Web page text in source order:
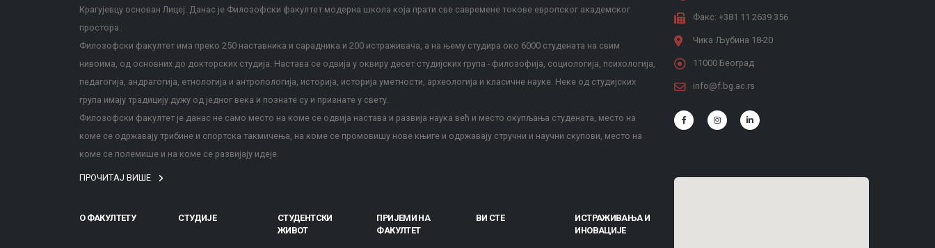
Крагујевцу основан Лицеј. Данас је Филозофски факултет модерна школа која прати све савремене токове европског академског
простора.
Филозофски факултет има преко 250 наставника и сарадника и 200 истраживача, а на њему студира око 6000 студената на свим
нивоима, од основних до докторских студија. Настава се одвија у оквиру десет студијских група - филозофија, социологија, психологија,
педагогија, андрагогија, етнологија и антропологија, историја, историја уметности, археологија и класичне науке. Неке од студијских
група имају традицију дужу од једног века и познате су и признате у свету.
Филозофски факултет је данас не само место на коме се одвија настава и развија наука већ и место окупљања студената, место на
коме се одржавају трибине и спортска такмичења, на коме се промовишу нове књиге и одржавају стручни и научни скупови, место на
коме се полемише и на коме се развијају идеје.
ПРОЧИТАЈ ВИШЕ
О ФАКУЛТЕТУ СТУДИЈЕ
СТУДЕНТСКИ
ЖИВОТ
ПРИЈЕМИ НА
ФАКУЛТЕТ
ВИ СТЕ
ИСТРАЖИВАЊА И
ИНОВАЦИЈЕ
Факс: +381 11 2639 356
Чика Љубина 18-20
11000 Београд
info@f.bg.ac.rs